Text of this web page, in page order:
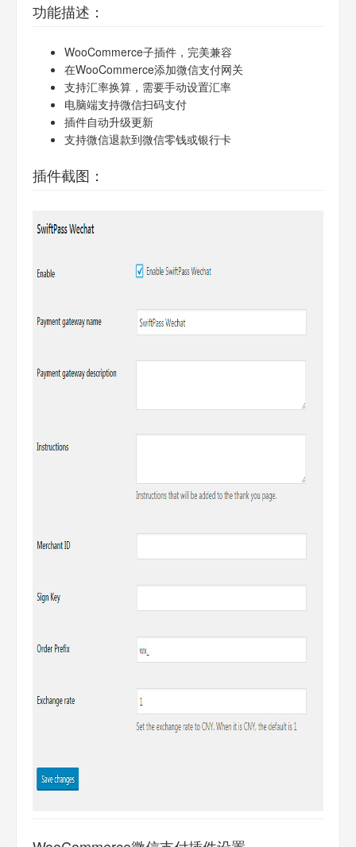
功能描述：
WooCommerce子插件，完美兼容
在WooCommerce添加微信支付网关
支持汇率换算，需要手动设置汇率
电脑端支持微信扫码支付
插件自动升级更新
支持微信退款到微信零钱或银行卡
插件截图：